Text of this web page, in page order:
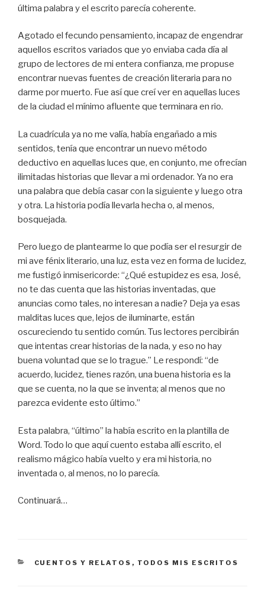
última palabra y el escrito parecía coherente.
Agotado el fecundo pensamiento, incapaz de engendrar
aquellos escritos variados que yo enviaba cada día al
grupo de lectores de mi entera confianza, me propuse
encontrar nuevas fuentes de creación literaria para no
darme por muerto. Fue así que creí ver en aquellas luces
de la ciudad el mínimo afluente que terminara en rio.
La cuadrícula ya no me valía, había engañado a mis
sentidos, tenía que encontrar un nuevo método
deductivo en aquellas luces que, en conjunto, me ofrecían
ilimitadas historias que llevar a mi ordenador. Ya no era
una palabra que debía casar con la siguiente y luego otra
y otra. La historia podía llevarla hecha o, al menos,
bosquejada.
Pero luego de plantearme lo que podía ser el resurgir de
mi ave fénix literario, una luz, esta vez en forma de lucidez,
me fustigó inmisericorde: “¿Qué estupidez es esa, José,
no te das cuenta que las historias inventadas, que
anuncias como tales, no interesan a nadie? Deja ya esas
malditas luces que, lejos de iluminarte, están
oscureciendo tu sentido común. Tus lectores percibirán
que intentas crear historias de la nada, y eso no hay
buena voluntad que se lo trague.” Le respondí: “de
acuerdo, lucidez, tienes razón, una buena historia es la
que se cuenta, no la que se inventa; al menos que no
parezca evidente esto último.”
Esta palabra, “último” la había escrito en la plantilla de
Word. Todo lo que aquí cuento estaba allí escrito, el
realismo mágico había vuelto y era mi historia, no
inventada o, al menos, no lo parecía.
Continuará…
CATEGORÍAS
CUENTOS Y RELATOS , TODOS MIS ESCRITOS